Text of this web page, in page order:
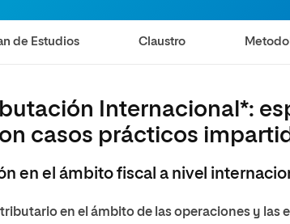
de Estudios Claustro
Internacional*:
casos prácticos
en el ámbito fiscal a nivel
en el ámbito de las operaciones y las